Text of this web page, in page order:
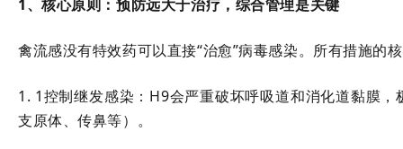
1、核心原则：预防远大于治疗，综合管理是关键
禽流感没有特效药可以直接“治愈”病毒感染。所有措施的
1. 1控制继发感染：H9会严重破坏呼吸道和消化道黏膜
支原体、传鼻等）。